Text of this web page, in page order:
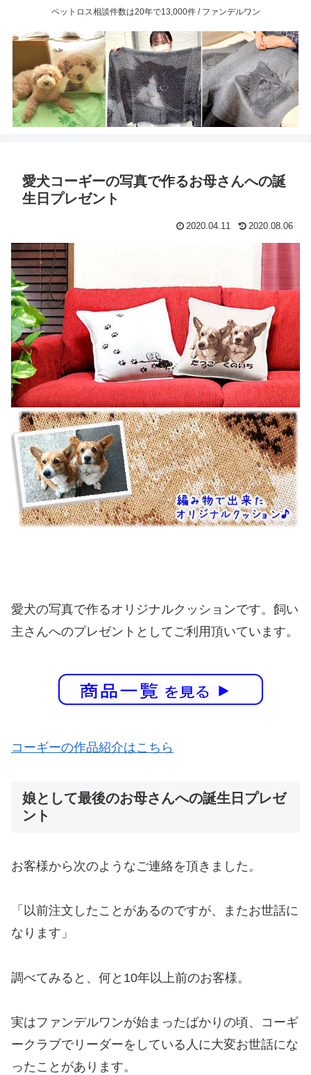
ペットロス相談件数は20年で13,000件 / ファンデルワン
愛犬コーギーの写真で作るお母さんへの誕
生日プレゼント
2020.04.11 2020.08.06
愛犬の写真で作るオリジナルクッションです。飼い
主さんへのプレゼントとしてご利用頂いています。
コーギーの作品紹介はこちら
娘として最後のお母さんへの誕生日プレゼ
ント
お客様から次のようなご連絡を頂きました。
「以前注文したことがあるのですが、またお世話に
なります」
調べてみると、何と10年以上前のお客様。
実はファンデルワンが始まったばかりの頃、コーギ
ークラブでリーダーをしている人に大変お世話にな
ったことがあります。